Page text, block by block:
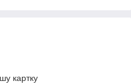
картку